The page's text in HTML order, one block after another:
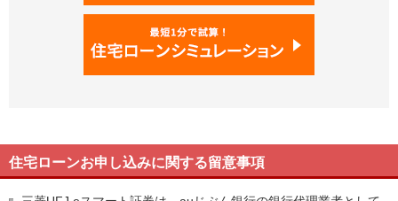
住宅ローンお申し込みに関する留意事項